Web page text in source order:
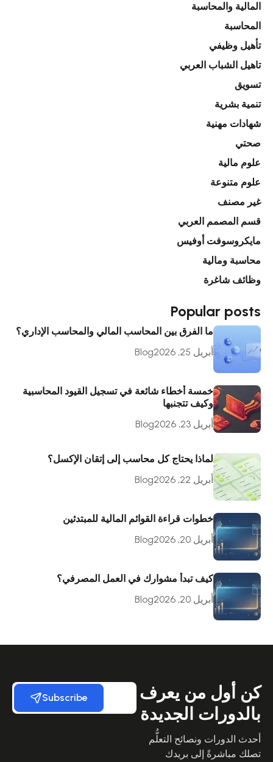
المالية والمحاسبة
المحاسبة
تأهيل وظيفي
تاهيل الشباب العربي
تسويق
تنمية بشرية
شهادات مهنية
صحتي
علوم مالية
علوم متنوعة
غير مصنف
قسم المصمم العربي
مايكروسوفت أوفيس
محاسبة ومالية
وظائف شاغرة
Popular posts
ما الفرق بين المحاسب المالي والمحاسب الإداري؟
أبريل 25, 2026
Blog
خمسة أخطاء شائعة في تسجيل القيود المحاسبية
وكيف تتجنبها
أبريل 23, 2026
Blog
لماذا يحتاج كل محاسب إلى إتقان الإكسل؟
أبريل 22, 2026
Blog
خطوات قراءة القوائم المالية للمبتدئين
أبريل 20, 2026
Blog
كيف تبدأ مشوارك في العمل المصرفي؟
أبريل 20, 2026
Blog
كن أول من يعرف
بالدورات الجديدة
أحدث الدورات ونصائح التعلُّم
تصلك مباشرةً إلى بريدك
Subscribe